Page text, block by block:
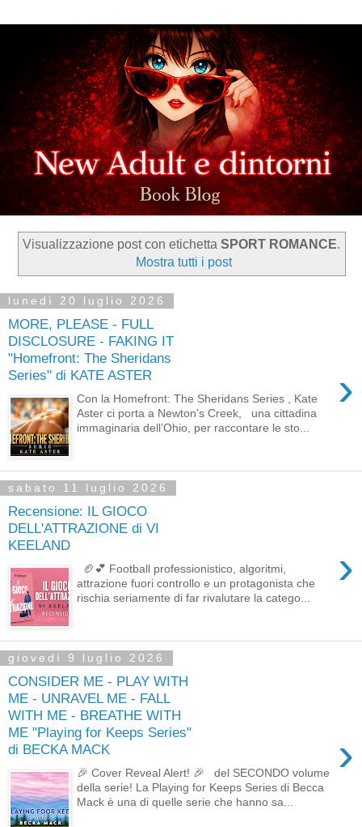
Visualizzazione post con etichetta SPORT ROMANCE.
Mostra tutti i post
lunedì 20 luglio 2026
MORE, PLEASE - FULL
DISCLOSURE - FAKING IT
"Homefront: The Sheridans
Series" di KATE ASTER
›
Con la Homefront: The Sheridans Series , Kate
Aster ci porta a Newton’s Creek, una cittadina
immaginaria dell’Ohio, per raccontare le sto...
sabato 11 luglio 2026
Recensione: IL GIOCO
DELL'ATTRAZIONE di VI
KEELAND
›
🏈💕 Football professionistico, algoritmi,
attrazione fuori controllo e un protagonista che
rischia seriamente di far rivalutare la catego...
giovedì 9 luglio 2026
CONSIDER ME - PLAY WITH
ME - UNRAVEL ME - FALL
WITH ME - BREATHE WITH
ME "Playing for Keeps Series"
di BECKA MACK
›
🎉 Cover Reveal Alert! 🎉 del SECONDO volume
della serie! La Playing for Keeps Series di Becca
Mack è una di quelle serie che hanno sa...